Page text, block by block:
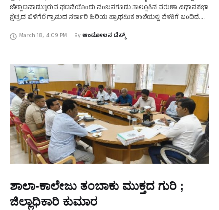
ಚೆಲ್ಲಾಟವಾಡುತ್ತಿರುವ ಘಟನೆಯೊಂದು ನಂಜನಗೂಡು ತಾಲ್ಲೂಕಿನ ವರುಣಾ ವಿಧಾನಸಭಾ
ಕ್ಷೇತ್ರದ ಬಿಳಿಗೆರೆ ಗ್ರಾಮದ ಸರ್ಕಾರಿ ಹಿರಿಯ ಪ್ರಾಥಮಿಕ ಶಾಲೆಯಲ್ಲಿ ಬೆಳಕಿಗೆ ಬಂದಿದೆ.
March 18, 4:09 PM By ಆಂದೋಲನ ಡೆಸ್ಕ್
ಶಾಲಾ-ಕಾಲೇಜು ತಂಬಾಕು ಮುಕ್ತದ ಗುರಿ ;
ಜಿಲ್ಲಾಧಿಕಾರಿ ಕುಮಾರ